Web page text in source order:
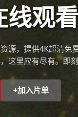
线观
源，提供4K超清免
这里应有尽有。即
+加入片单